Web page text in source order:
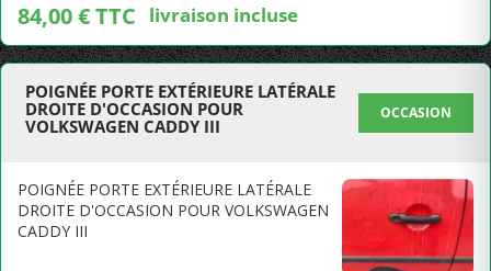
84,00 € TTC livraison incluse
POIGNÉE PORTE EXTÉRIEURE LATÉRALE
DROITE D'OCCASION POUR
VOLKSWAGEN CADDY III
OCCASION
POIGNÉE PORTE EXTÉRIEURE LATÉRALE
DROITE D'OCCASION POUR VOLKSWAGEN
CADDY III